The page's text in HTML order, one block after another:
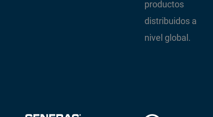
productos
distribuidos a
nivel global.